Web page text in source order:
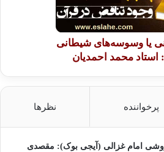
یا وسوسه‌های شیطانی
استاد محمد احمدیان
پرخواننده نظرها
امام غزالی (آیجی بوک): مقصدی